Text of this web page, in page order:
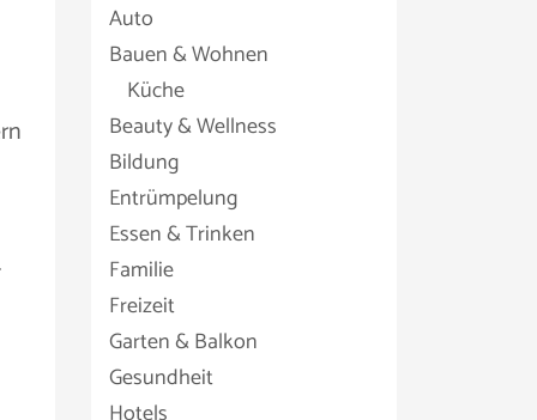
Auto
Bauen & Wohnen
Küche
Beauty & Wellness
Bildung
Entrümpelung
Essen & Trinken
Familie
Freizeit
Garten & Balkon
Gesundheit